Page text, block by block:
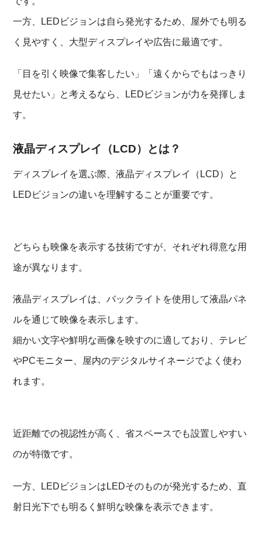
一方、LEDビジョンは自ら発光するため、屋外でも明る
く見やすく、大型ディスプレイや広告に最適です。
「目を引く映像で集客したい」「遠くからでもはっきり
見せたい」と考えるなら、LEDビジョンが力を発揮しま
す。
液晶ディスプレイ（LCD）とは？
ディスプレイを選ぶ際、液晶ディスプレイ（LCD）と
LEDビジョンの違いを理解することが重要です。
どちらも映像を表示する技術ですが、それぞれ得意な用
途が異なります。
液晶ディスプレイは、バックライトを使用して液晶パネ
ルを通じて映像を表示します。
細かい文字や鮮明な画像を映すのに適しており、テレビ
やPCモニター、屋内のデジタルサイネージでよく使わ
れます。
近距離での視認性が高く、省スペースでも設置しやすい
のが特徴です。
一方、LEDビジョンはLEDそのものが発光するため、直
射日光下でも明るく鮮明な映像を表示できます。